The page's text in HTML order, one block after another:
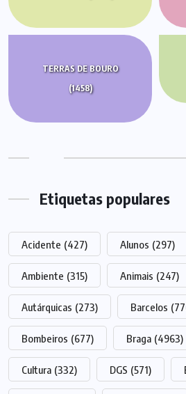
TERRAS DE BOURO
(1458)
Etiquetas populares
Acidente (427) Alunos (297)
Ambiente (315) Animais (247)
Autárquicas (273) Barcelos
Bombeiros (677) Braga (4963)
Cultura (332) DGS (571)